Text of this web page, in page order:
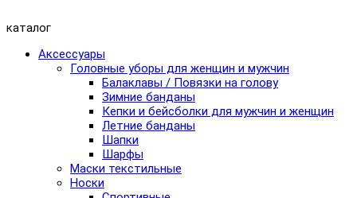
каталог
Аксессуары
Головные уборы для женщин и мужчин
Балаклавы / Повязки на голову
Зимние банданы
Кепки и бейсболки для мужчин и женщин
Летние банданы
Шапки
Шарфы
Маски текстильные
Носки